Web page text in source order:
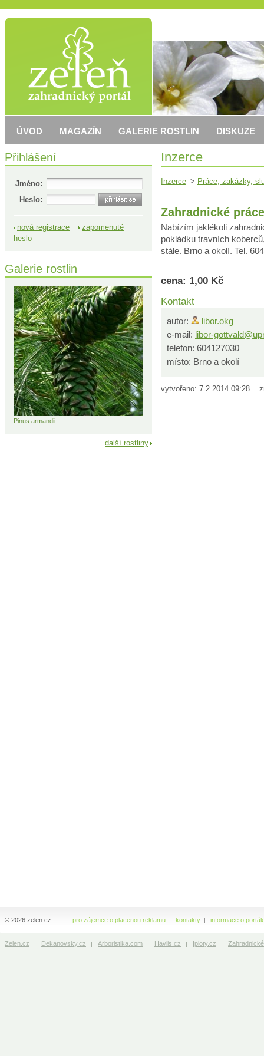
Inzerce
Inzerce > Práce, zakázky,
Zahradnické práce
Nabízím jaklékoli
pokládku travních
stále. Brno a okolí. Tel.
cena: 1,00 Kč
Kontakt
autor:
libor.okg
e-mail: libor-
telefon: 604127030
místo: Brno a okolí
vytvořeno: 7.2.2014 09:28
Přihlášení
Jméno:
Heslo:
nová registrace
zapomenuté
heslo
Galerie rostlin
Pinus armandii
další rostliny
ÚVOD MAGAZÍN GALERIE ROSTLIN DISKUZE
pro zájemce o placenou reklamu kontakty informace o
© 2026 zelen.cz
Zelen.cz Dekanovsky.cz Arboristika.com Havlis.cz Iploty.cz